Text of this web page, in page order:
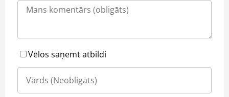
Vēlos saņemt atbildi